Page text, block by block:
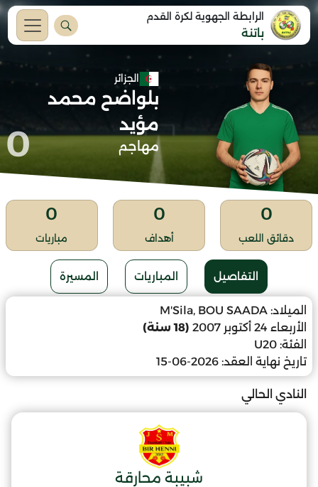
الرابطة الجهوية لكرة القدم
باتنة
الجزائر
بلواضح محمد
مؤيد
مهاجم 0
0
دقائق اللعب
0
أهداف
0
مباريات
التفاصيل المباريات المسيرة
الميلاد: M'Sila, BOU SAADA
الأربعاء 24 أكتوبر 2007
(18 سنة)
الفئة: U20
تاريخ نهاية العقد: 2026-06-15
النادي الحالي
شبيبة محارقة